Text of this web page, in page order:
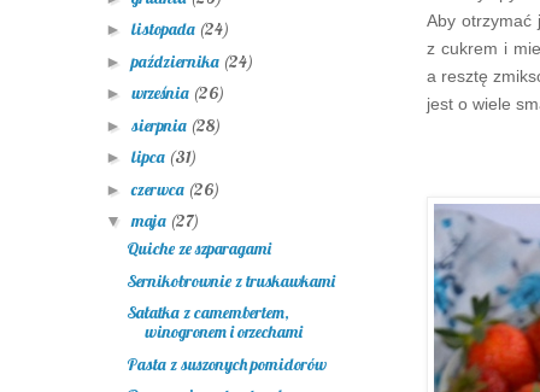
Aby
z cukrem i
a resztę
jest o wiele
► listopada (24)
►października (24)
► września (26)
► sierpnia (28)
► lipca (31)
►czerwca (26)
▼maja (27)
Quiche ze szparagami
Sernikobrownie z truskawkami
Sałatka z camembertem,
winogronem i orzechami
Pasta z suszonych pomidorów